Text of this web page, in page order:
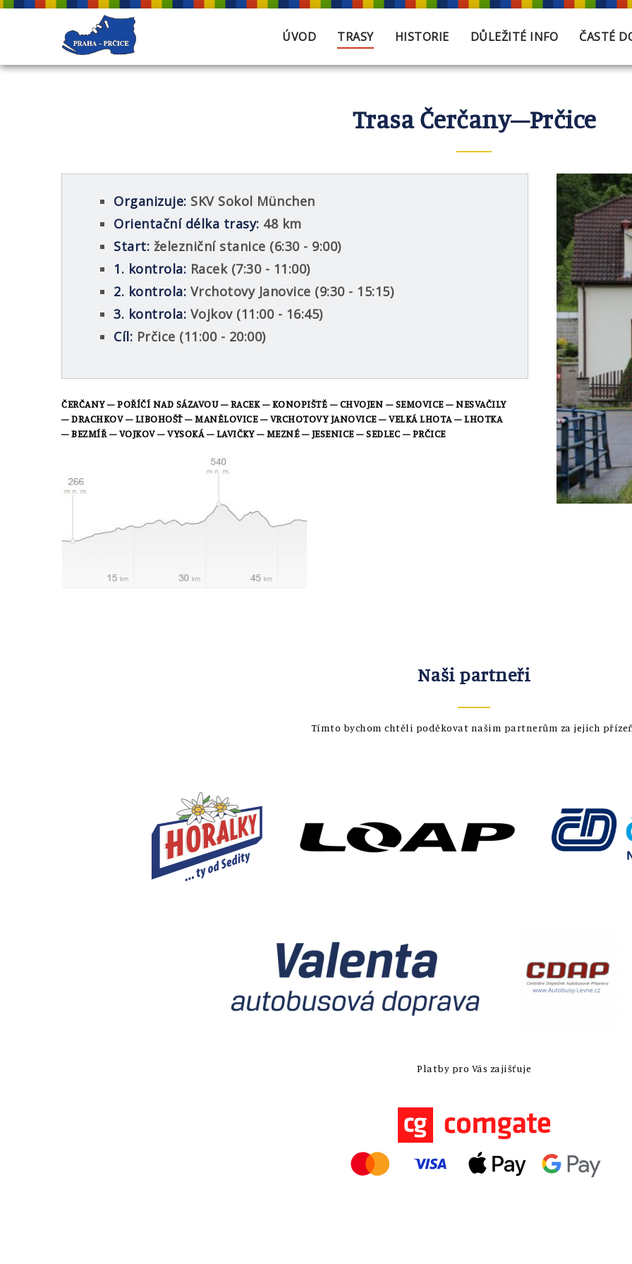
ÚVOD TRASY HISTORIE DŮLEŽITÉ INFO ČASTÉ
Trasa Čerčany–Prčice
Organizuje: SKV Sokol München
Orientační délka trasy: 48 km
Start: železniční stanice (6:30 - 9:00)
1. kontrola: Racek (7:30 - 11:00)
2. kontrola: Vrchotovy Janovice (9:30 - 15:15)
3. kontrola: Vojkov (11:00 - 16:45)
Cíl: Prčice (11:00 - 20:00)
ČERČANY– POŘÍČÍ NAD SÁZAVOU– RACEK –KONOPIŠTĚ – CHVOJEN –SEMOVICE– NESVAČILY
– DRACHKOV– LIBOHOŠŤ– MANĚLOVICE– VRCHOTOVY JANOVICE– VELKÁ LHOTA – LHOTKA
–BEZMÍŘ – VOJKOV– VYSOKÁ – LAVIČKY– MEZNÉ– JESENICE–SEDLEC –PRČICE
Naši partneři
Tímto bychom chtěli poděkovat našim partnerům za jejich
Platby pro Vás zajišťuje